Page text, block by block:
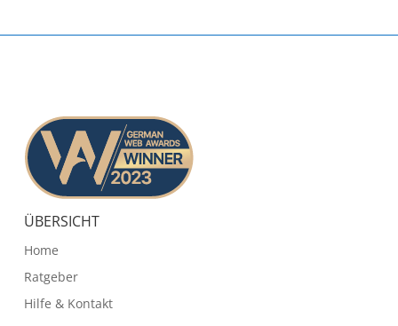
ÜBERSICHT
Home
Ratgeber
Hilfe & Kontakt